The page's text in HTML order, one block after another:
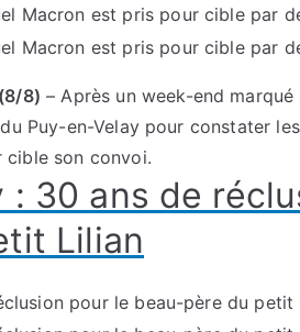
8) – Après un week-end
Puy-en-Velay pour constater
cible son convoi.
: 30 ans de
Lilian